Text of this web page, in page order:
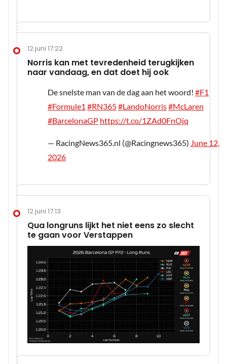
12 juni 17:22
Norris kan met tevredenheid terugkijken
naar vandaag, en dat doet hij ook
De snelste man van de dag aan het woord! #F1
#Formule1 #RN365#LandoNorris#McLaren
#BarcelonaGP https://t.co/1ZAd0FnOjq
— RacingNews365.nl (@Racingnews365) June 12,
2026
12 juni 17:13
Qua longruns lijkt het niet eens zo slecht
te gaan voor Verstappen